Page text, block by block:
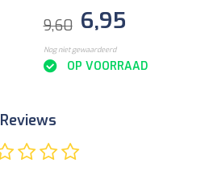
9,60 6,95
Nog niet gewaardeerd
OP VOORRAAD
Reviews